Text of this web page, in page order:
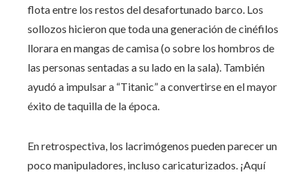
flota entre los restos del desafortunado barco. Los
sollozos hicieron que toda una generación de cinéfilos
llorara en mangas de camisa (o sobre los hombros de
las personas sentadas a su lado en la sala). También
ayudó a impulsar a “Titanic” a convertirse en el mayor
éxito de taquilla de la época.
En retrospectiva, los lacrimógenos pueden parecer un
poco manipuladores, incluso caricaturizados. ¡Aquí